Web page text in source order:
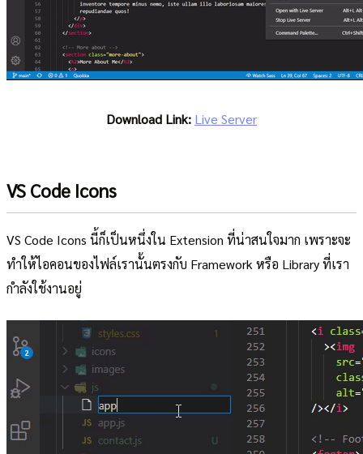
Download Link: Live Server
VS Code Icons
VS Code Icons นี้ก็เป็นหนึ่งใน Extension ที่น่าสนใจมาก เพราะจะ
ทำให้ไอคอนของไฟล์เรานั้นตรงกับ Framework หรือ Library ที่เรา
กำลังใช้งานอยู่